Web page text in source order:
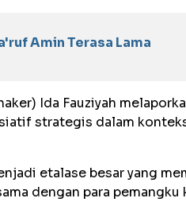
Amin Terasa Lama
Ida Fauziyah
strategis dalam
etalase besar yang
dengan para